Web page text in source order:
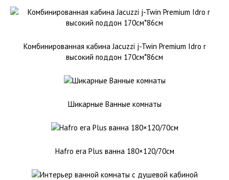
Комбинированная кабина Jacuzzi j-Twin Premium Idro r
высокий поддон 170см*86см
Шикарные Ванные комнаты
Hafro era Plus ванна 180×120/70см